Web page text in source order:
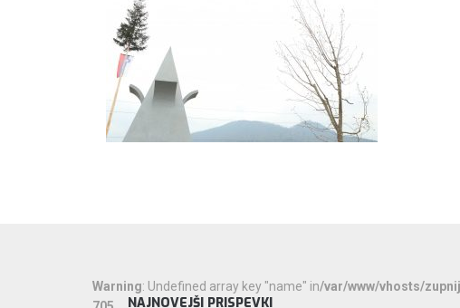
Warning: Undefined array key "name" in/var/www/vhosts/
NAJNOVEJŠI PRISPEVKI